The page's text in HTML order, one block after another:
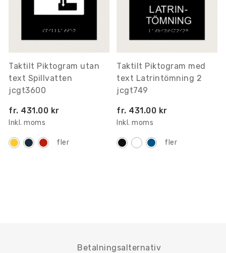
Taktilt Piktogram utan
text Spillvatten
jcgt3600
fr. 431.00 kr
Inkl. moms
fler
Taktilt Piktogram med
text Latrintömning 2
jcgt749
fr. 431.00 kr
Inkl. moms
fler
Betalningsalternativ